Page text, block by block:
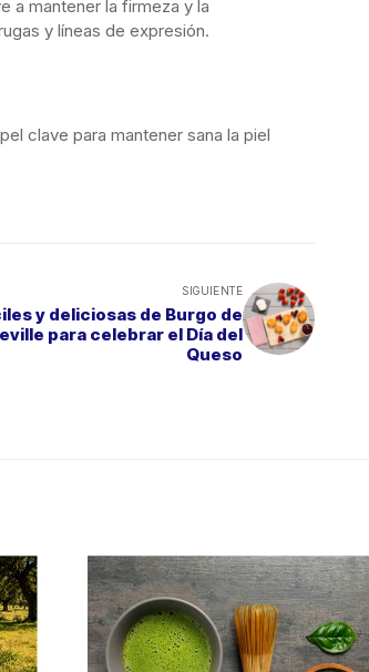
a mantener la firmeza y la
y líneas de expresión.
clave para mantener sana la piel
SIGUIENTE
y deliciosas de Burgo de
para celebrar el Día del
Queso